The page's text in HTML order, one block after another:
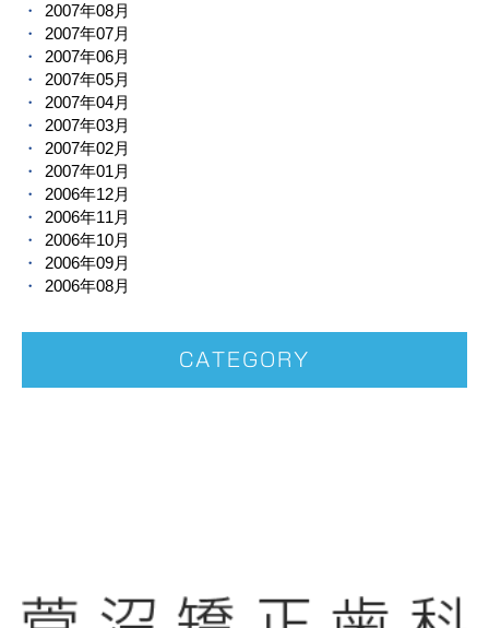
2007年08月
2007年07月
2007年06月
2007年05月
2007年04月
2007年03月
2007年02月
2007年01月
2006年12月
2006年11月
2006年10月
2006年09月
2006年08月
CATEGORY